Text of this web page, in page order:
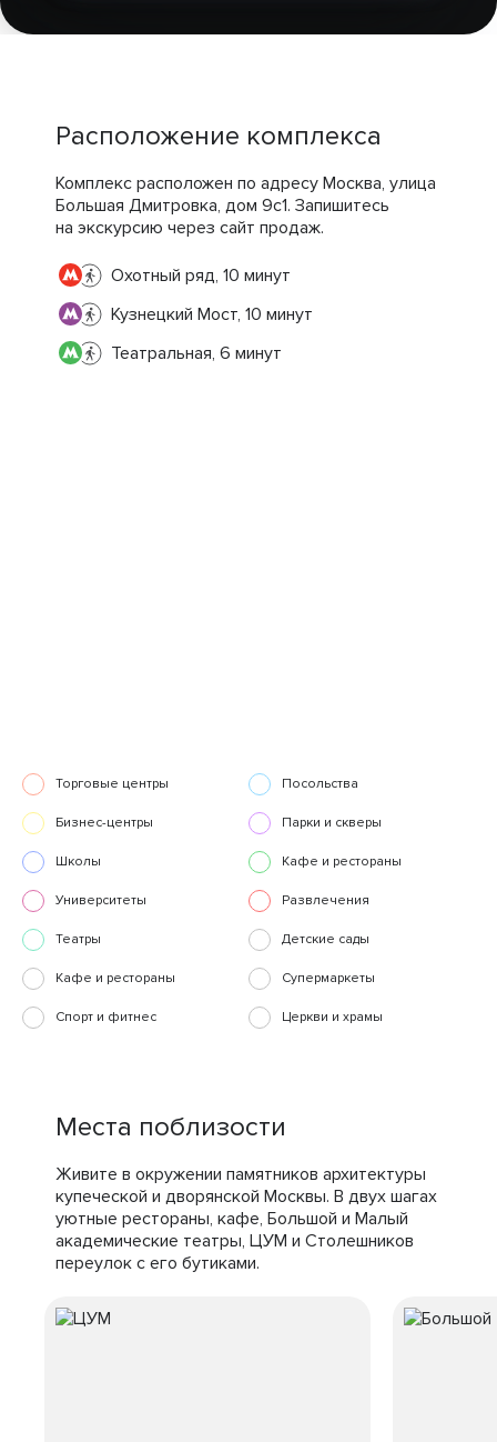
Расположение комплекса
Комплекс расположен по адресу Москва, улица
Большая Дмитровка, дом 9с1. Запишитесь
на экскурсию через сайт продаж.
Охотный ряд, 10 минут
Кузнецкий Мост, 10 минут
Театральная, 6 минут
Торговые центры Посольства
Бизнес-центры Парки и скверы
Школы Кафе и рестораны
Университеты Развлечения
Театры Детские сады
Кафе и рестораны Супермаркеты
Спорт и фитнес Церкви и храмы
Места поблизости
Живите в окружении памятников архитектуры
купеческой и дворянской Москвы. В двух шагах
уютные рестораны, кафе, Большой и Малый
академические театры, ЦУМ и Столешников
переулок с его бутиками.